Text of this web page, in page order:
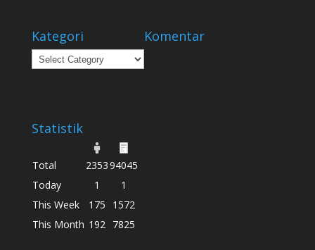
Kategori
Kategori
Komentar
Statistik
Total 235394045
Today
1
1
This Week
175
1572
This Month 192 7825